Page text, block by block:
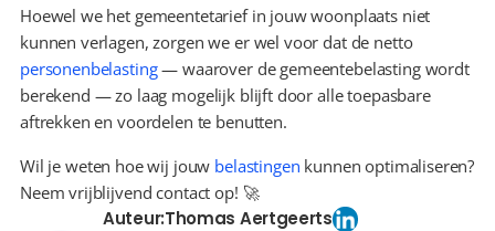
Hoewel we het gemeentetarief in jouw woonplaats niet
kunnen verlagen, zorgen we er wel voor dat de netto
personenbelasting — waarover de gemeentebelasting wordt
berekend — zo laag mogelijk blijft door alle toepasbare
aftrekken en voordelen te benutten.
Wil je weten hoe wij jouw belastingen kunnen optimaliseren?
Neem vrijblijvend contact op! 🚀
Auteur:Thomas Aertgeerts